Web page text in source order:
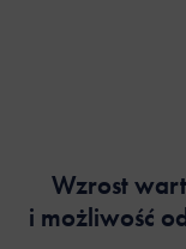
Wzrost
i możliwość